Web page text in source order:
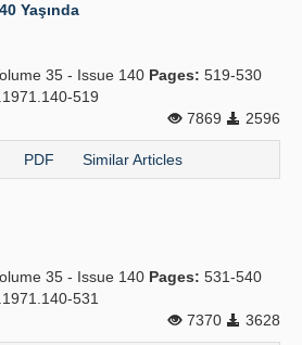
Yaşında
35 - Issue 140 Pages: 519-530
519
7869
2596
PDF Similar Articles
35 - Issue 140 Pages: 531-540
531
7370
3628